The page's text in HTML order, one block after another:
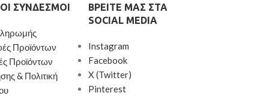
ΣΎΝΔΕΣΜΟΙ
Προϊόντων
Προϊόντων
& Πολιτική
ΒΡΕΊΤΕ ΜΑΣ ΣΤΑ
SOCIAL MEDIA
Instagram
Facebook
X (Twitter)
Pinterest